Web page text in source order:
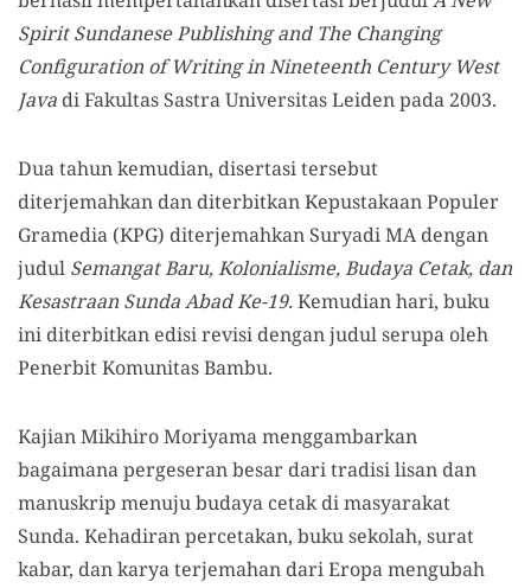
Spirit Sundanese Publishing and The Changing
Configuration of Writing in Nineteenth Century West
Java di Fakultas Sastra Universitas Leiden pada 2003.
Dua tahun kemudian, disertasi tersebut
diterjemahkan dan diterbitkan Kepustakaan Populer
Gramedia (KPG) diterjemahkan Suryadi MA dengan
judul Semangat Baru, Kolonialisme, Budaya Cetak, dan
Kesastraan Sunda Abad Ke-19.Kemudian hari, buku
ini diterbitkan edisi revisi dengan judul serupa oleh
Penerbit Komunitas Bambu.
Kajian Mikihiro Moriyama menggambarkan
bagaimana pergeseran besar dari tradisi lisan dan
manuskrip menuju budaya cetak di masyarakat
Sunda. Kehadiran percetakan, buku sekolah, surat
kabar, dan karya terjemahan dari Eropa mengubah